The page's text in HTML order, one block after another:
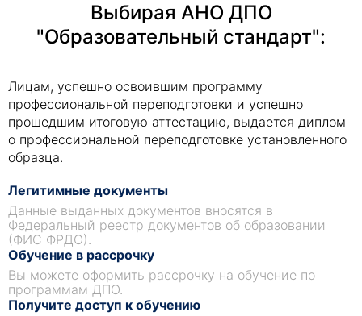
Выбирая АНО ДПО
"Образовательный стандарт":
Лицам, успешно освоившим программу
профессиональной переподготовки и успешно
прошедшим итоговую аттестацию, выдается диплом
о профессиональной переподготовке установленного
образца.
Легитимные документы
Данные выданных документов вносятся в
Федеральный реестр документов об образовании
(ФИС ФРДО).
Обучение в рассрочку
Вы можете оформить рассрочку на обучение по
программам ДПО.
Получите доступ к обучению